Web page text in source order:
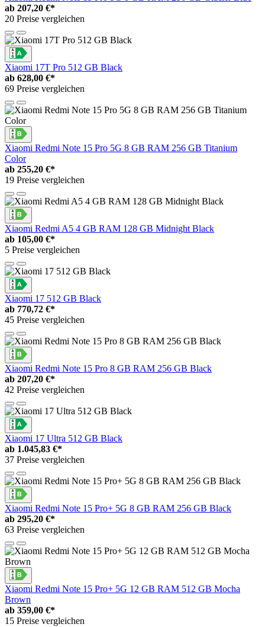
ab 207,20 €*
20 Preise vergleichen
Xiaomi 17T Pro 512 GB Black
ab 628,00 €*
69 Preise vergleichen
Xiaomi Redmi Note 15 Pro 5G 8 GB RAM 256 GB Titanium
Color
ab 255,20 €*
19 Preise vergleichen
Xiaomi Redmi A5 4 GB RAM 128 GB Midnight Black
ab 105,00 €*
5 Preise vergleichen
Xiaomi 17 512 GB Black
ab 770,72 €*
45 Preise vergleichen
Xiaomi Redmi Note 15 Pro 8 GB RAM 256 GB Black
ab 207,20 €*
42 Preise vergleichen
Xiaomi 17 Ultra 512 GB Black
ab 1.045,83 €*
37 Preise vergleichen
Xiaomi Redmi Note 15 Pro+ 5G 8 GB RAM 256 GB Black
ab 295,20 €*
63 Preise vergleichen
Xiaomi Redmi Note 15 Pro+ 5G 12 GB RAM 512 GB Mocha
Brown
ab 359,00 €*
15 Preise vergleichen